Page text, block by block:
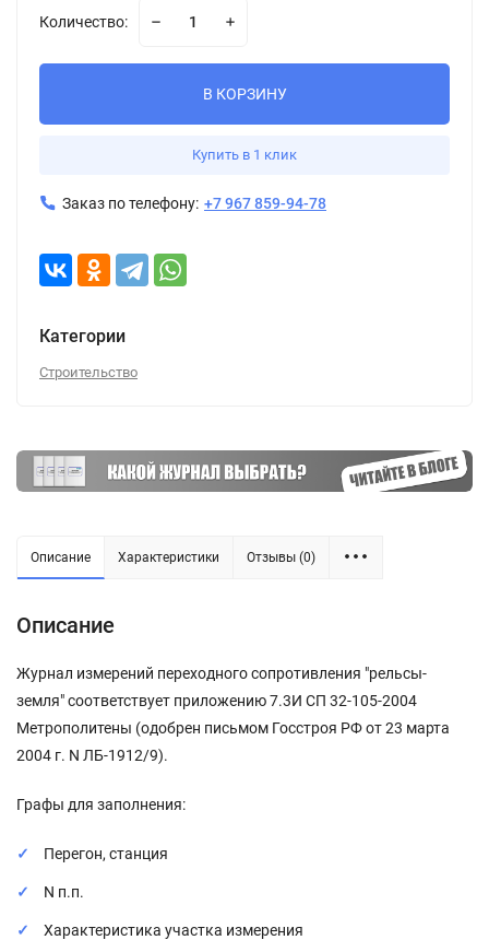
Количество:
В КОРЗИНУ
Купить в 1 клик
Заказ по телефону: +7 967 859-94-78
Категории
Строительство
Описание Характеристики Отзывы (0)
Описание
Журнал измерений переходного сопротивления "рельсы-
земля" соответствует приложению 7.3И СП 32-105-2004
Метрополитены (одобрен письмом Госстроя РФ от 23 марта
2004 г. N ЛБ-1912/9).
Графы для заполнения:
Перегон, станция
N п.п.
Характеристика участка измерения